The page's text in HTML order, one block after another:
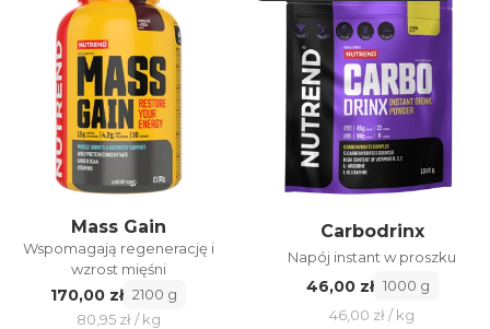
Mass Gain
Wspomagają regenerację i
wzrost mięśni
170,00 zł 2100 g
80,95 zł / kg
Carbodrinx
Napój instant w proszku
46,00 zł 1000 g
46,00 zł / kg